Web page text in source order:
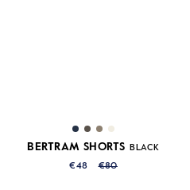
BERTRAM SHORTS BLACK
€48 €80